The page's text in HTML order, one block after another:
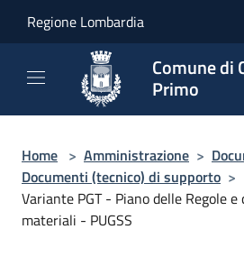
Regione Lombardia
Comune di
Primo
Home > Amministrazione >
Documenti (tecnico) di supporto >
Variante PGT - Piano delle Regole
materiali - PUGSS